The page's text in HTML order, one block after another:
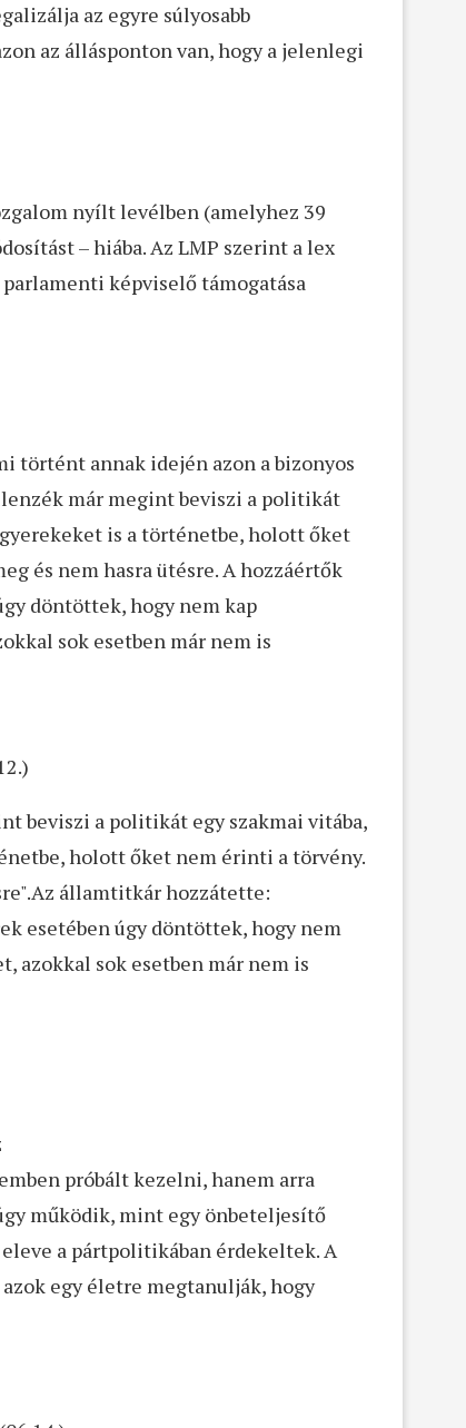
az egyre súlyosabb
az állásponton van, hogy a jelenlegi
nyílt levélben (amelyhez 39
– hiába. Az LMP szerint a lex
képviselő támogatása
történt annak idején azon a bizonyos
már megint beviszi a politikát
is a történetbe, holott őket
és nem hasra ütésre. A hozzáértők
döntöttek, hogy nem kap
sok esetben már nem is
beviszi a politikát egy szakmai vitába,
holott őket nem érinti a törvény.
államtitkár hozzátette:
esetében úgy döntöttek, hogy nem
azokkal sok esetben már nem is
próbált kezelni, hanem arra
működik, mint egy önbeteljesítő
a pártpolitikában érdekeltek. A
egy életre megtanulják, hogy